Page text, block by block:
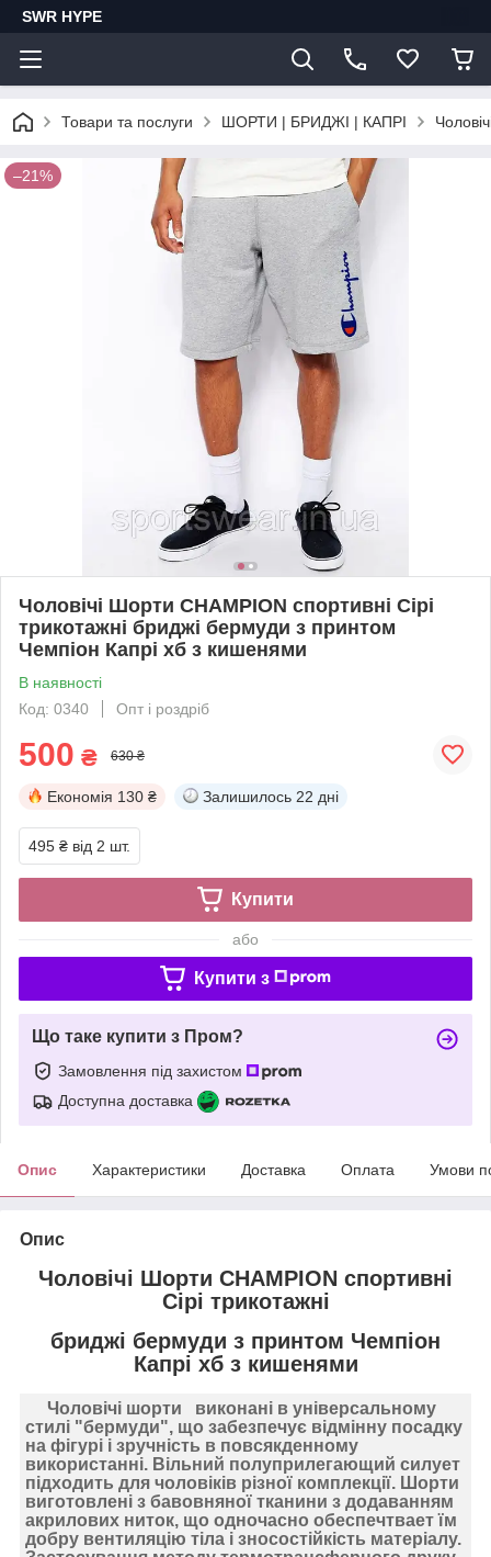
SWR HYPE
Товари та послуги ШОРТИ | БРИДЖІ | КАПРІ
–21%
Чоловічі Шорти CHAMPION спортивні Сірі
трикотажні бриджі бермуди з принтом
Чемпіон Капрі хб з кишенями
В наявності
Код: 0340
Опт і роздріб
500 ₴ 630 ₴
Економія 130 ₴ Залишилось 22 дні
495 ₴ від 2 шт.
Купити
або
Купити з
Що таке купити з Пром?
Замовлення під захистом
Доступна доставка
Опис Характеристики Доставка Оплата Умови
Опис
Чоловічі Шорти CHAMPION спортивні
Сірі трикотажні
бриджі бермуди з принтом Чемпіон
Капрі хб з кишенями
Чоловічі шорти
виконані в універсальному
стилі "бермуди", що забезпечує відмінну посадку
на фігурі і зручність в повсякденному
використанні. Вільний полуприлегающий силует
підходить для чоловіків різної комплекції. Шорти
виготовлені з бавовняної тканини з додаванням
акрилових ниток, що одночасно обеспечтвает їм
добру вентиляцію тіла і зносостійкість матеріалу.